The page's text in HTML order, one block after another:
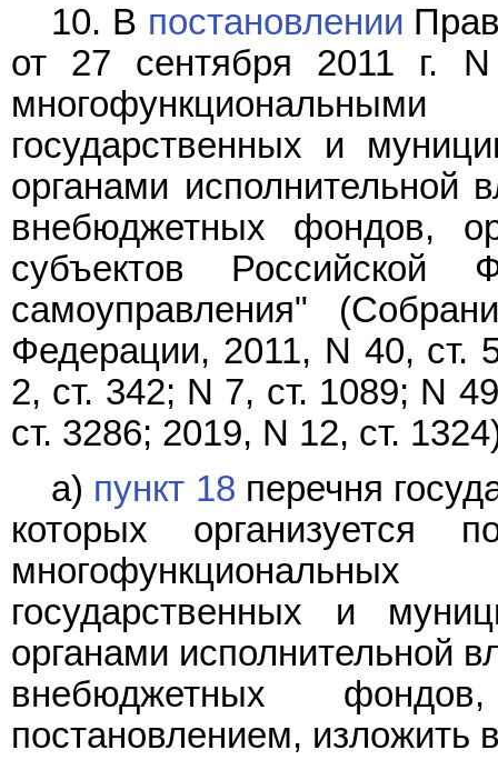
10. В постановлении
от 27 сентября 2011 г.
государственных и
органами исполнительной
внебюджетных фондов,
субъектов Российской
самоуправления"
Федерации, 2011, N 40, ст.
2, ст. 342; N 7, ст. 1089; N
ст. 3286; 2019, N 12, ст.
а) пункт 18 перечня
которых
государственных и
органами исполнительной
внебюджетных
постановлением, изложить